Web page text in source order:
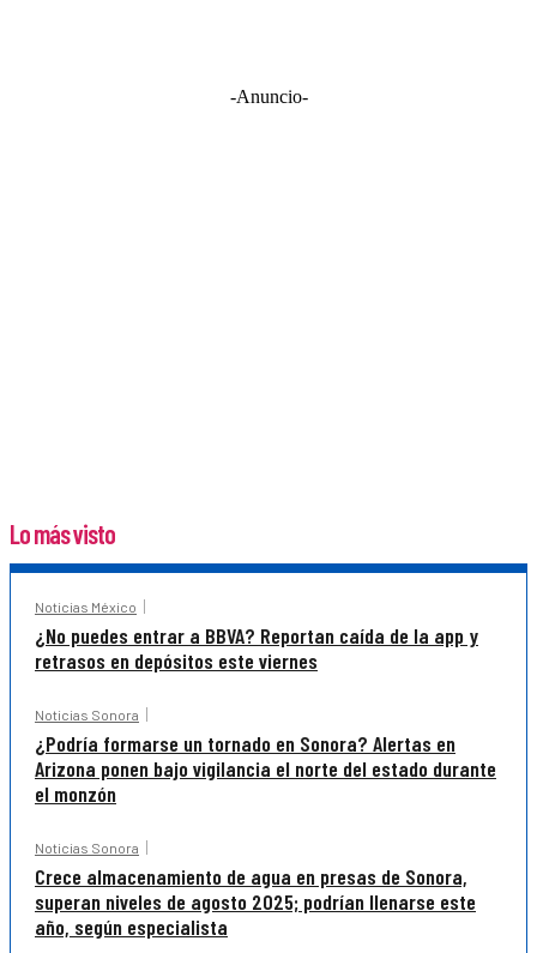
-Anuncio-
Lo más visto
Noticias México
¿No puedes entrar a BBVA? Reportan caída de la app y
retrasos en depósitos este viernes
Noticias Sonora
¿Podría formarse un tornado en Sonora? Alertas en
Arizona ponen bajo vigilancia el norte del estado durante
el monzón
Noticias Sonora
Crece almacenamiento de agua en presas de Sonora,
superan niveles de agosto 2025; podrían llenarse este
año, según especialista